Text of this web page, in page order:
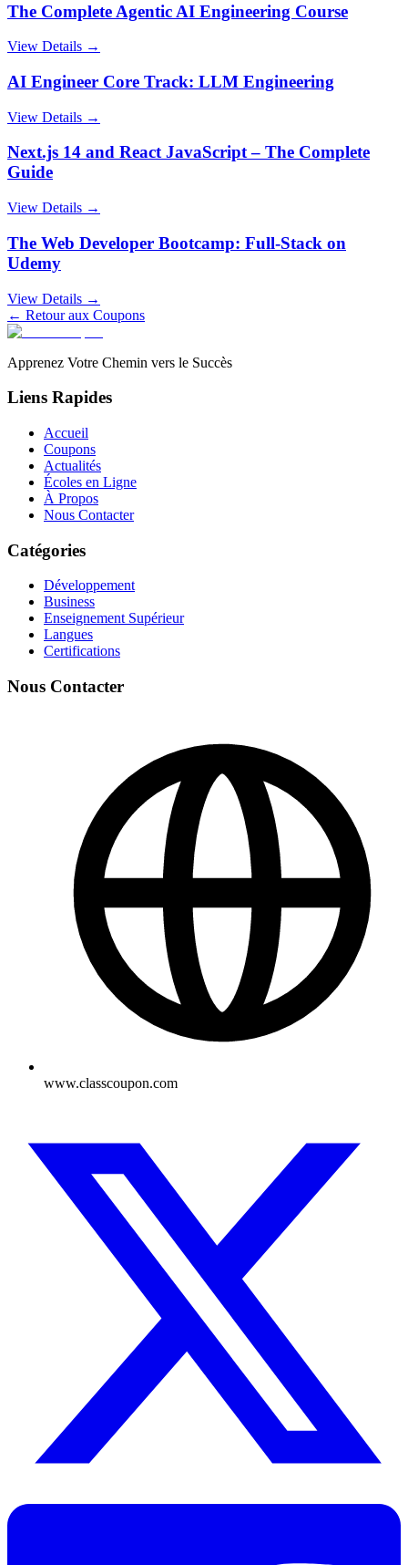
The Complete Agentic AI Engineering Course
View Details →
AI Engineer Core Track: LLM Engineering
View Details →
Next.js 14 and React JavaScript – The Complete
Guide
View Details →
The Web Developer Bootcamp: Full-Stack on
Udemy
View Details →
← Retour aux Coupons
Apprenez Votre Chemin vers le Succès
Liens Rapides
Accueil
Coupons
Actualités
Écoles en Ligne
À Propos
Nous Contacter
Catégories
Développement
Business
Enseignement Supérieur
Langues
Certifications
Nous Contacter
www.classcoupon.com